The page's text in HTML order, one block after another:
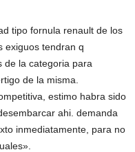
tipo fornula renault de los
exiguos tendran q
de la categoria para
de la misma.
estimo habra sido
ahi. demanda
inmediatamente, para no